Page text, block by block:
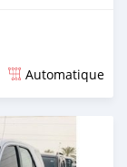
Automatique